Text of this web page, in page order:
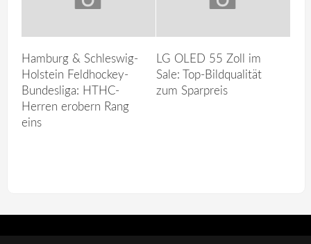
Hamburg & Schleswig-
Holstein Feldhockey-
Bundesliga: HTHC-
Herren erobern Rang
eins
LG OLED 55 Zoll im
Sale: Top-Bildqualität
zum Sparpreis